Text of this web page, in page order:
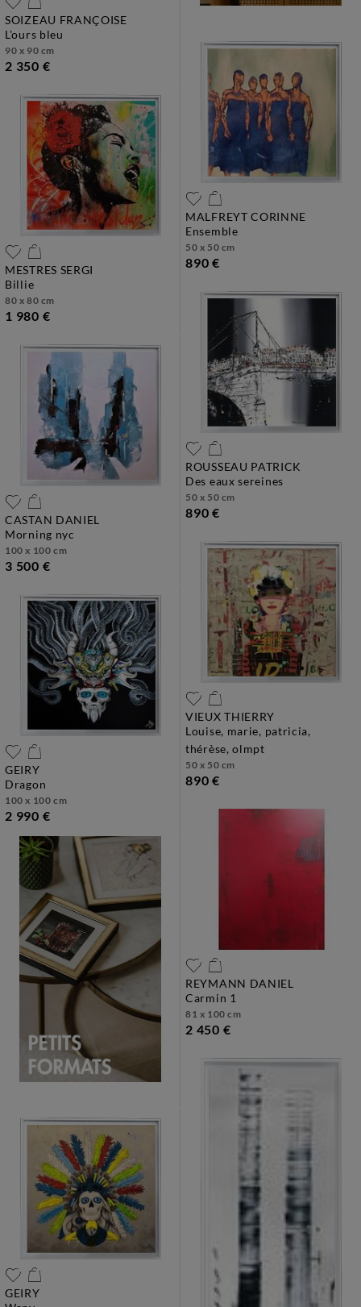
SOIZEAU FRANÇOISE
l'ours bleu
90 x 90 cm
2 350 €
MESTRES SERGI
billie
80 x 80 cm
1 980 €
CASTAN DANIEL
morning nyc
100 x 100 cm
3 500 €
MALFREYT CORINNE
ensemble
50 x 50 cm
890 €
GEIRY
dragon
100 x 100 cm
2 990 €
ROUSSEAU PATRICK
des eaux sereines
50 x 50 cm
890 €
VIEUX THIERRY
louise, marie, patricia,
thérèse, olmpt
50 x 50 cm
890 €
GEIRY
REYMANN DANIEL
carmin 1
81 x 100 cm
2 450 €